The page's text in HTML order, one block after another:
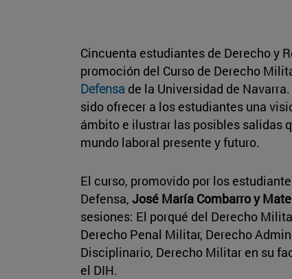
Cincuenta estudiantes de Derecho y
promoción del Curso de Derecho
Defensa de la Universidad de
sido ofrecer a los estudiantes una
ámbito e ilustrar las posibles salidas
mundo laboral presente y futuro.
El curso, promovido por los
Defensa, José María Combarro y
sesiones: El porqué del Derecho
Derecho Penal Militar, Derecho
Disciplinario, Derecho Militar en su
el DIH.